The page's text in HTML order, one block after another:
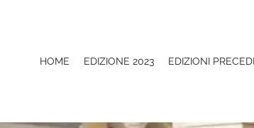
HOME EDIZIONE 2023 EDIZIONI